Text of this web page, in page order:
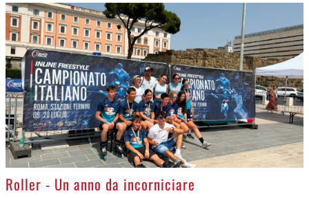
>
Roller - Un anno da incorniciare